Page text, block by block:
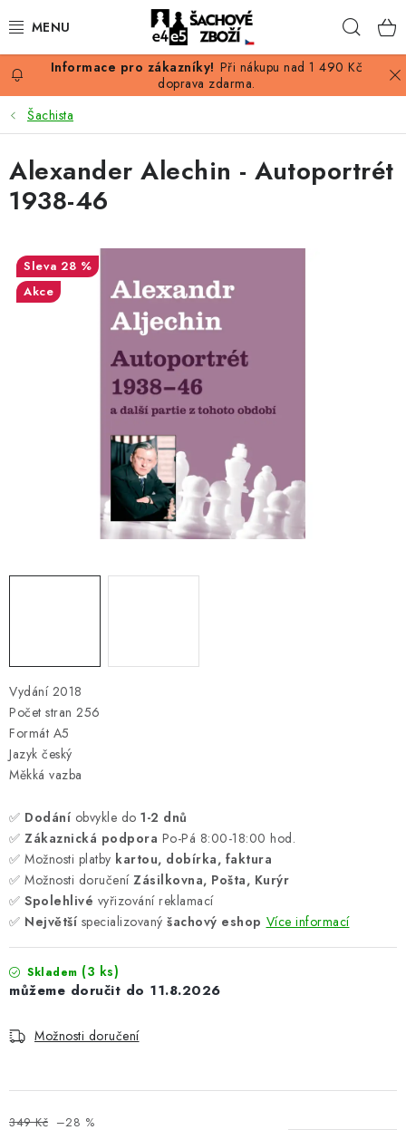
na
AKCE
ŠACHY
ŠACHOVÉ FIGURKY
ŠACHOVÉ HODINY
ŠACHOVÉ KNIHY
ŠACHOVÝ ANTIKVARIÁT
ONLINE ŠACHY
ŠACHOVÝ MERCH
Při nákupu nad 1 490 Kč
doprava zdarma.
Šachista
Vydání 2018
Počet stran 256
Formát A5
Jazyk český
Měkká vazba
✅ Dodání obvykle do 1-2 dnů
✅ Zákaznická podpora Po-Pá 8:00-18:00 hod.
✅ Možnosti platby kartou, dobírka, faktura
✅ Možnosti doručení Zásilkovna, Pošta, Kurýr
✅ Spolehlivé vyřizování reklamací
✅ Největší specializovaný šachový eshop Více informací
Skladem (3 ks)
11.8.2026
Možnosti doručení
349 Kč –28 %
Alexander Alechin - Autoportrét
1938-46
28 %
Akce